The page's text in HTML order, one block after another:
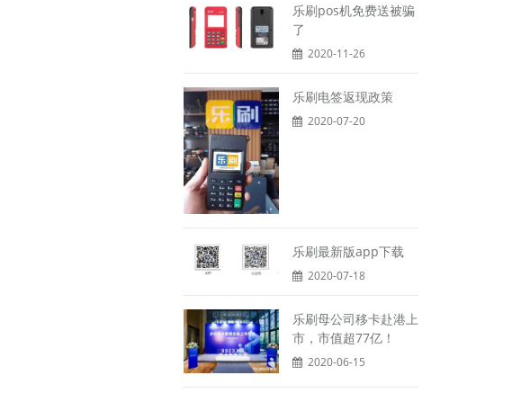
乐刷pos机免费送被骗
了
2020-11-26
乐刷电签返现政策
2020-07-20
乐刷最新版app下载
2020-07-18
乐刷母公司移卡赴港上
市，市值超77亿！
2020-06-15